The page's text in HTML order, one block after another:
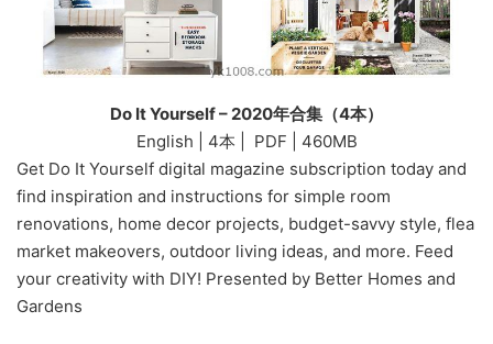
Do It Yourself – 2020年合集（4本）
English | 4本 | PDF | 460MB
Get Do It Yourself digital magazine subscription today and
find inspiration and instructions for simple room
renovations, home decor projects, budget-savvy style, flea
market makeovers, outdoor living ideas, and more. Feed
your creativity with DIY! Presented by Better Homes and
Gardens